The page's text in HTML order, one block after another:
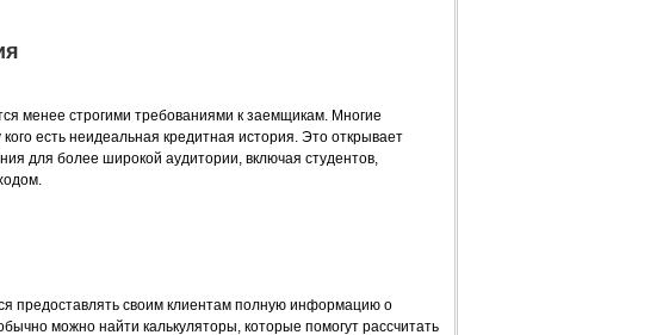
менее строгими требованиями к заемщикам. Многие
есть неидеальная кредитная история. Это открывает
для более широкой аудитории, включая студентов,
предоставлять своим клиентам полную информацию о
можно найти калькуляторы, которые помогут рассчитать